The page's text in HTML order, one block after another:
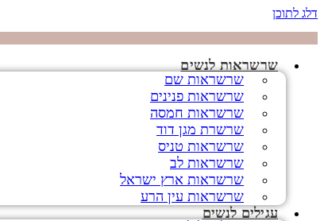
דלג לתוכן
שרשראות לנשים
שרשראות שם
שרשראות פנינים
שרשראות חמסה
שרשרת מגן דוד
שרשראות טניס
שרשראות לב
שרשראות ארץ ישראל
שרשראות עין הרע
עגילים לנשים